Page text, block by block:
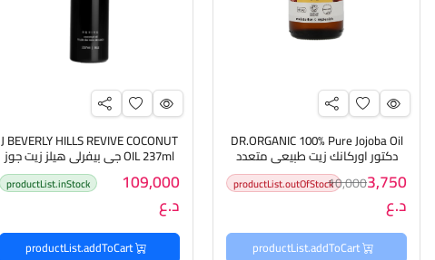
DR.ORGANIC 100% Pure Jojoba Oil
دكتور اوركانك زيت طبيعي متعدد
الاستخدامات للبشرة والشعر3,750
د.ع
10,000
productList.outOfStock
productList.addToCart
J BEVERLY HILLS REVIVE COCONUT
OIL 237ml جي بيفرلي هيلز زيت جوز
الهند المغذي والمرطب للشعر
109,000
د.ع
productList.inStock
productList.addToCart